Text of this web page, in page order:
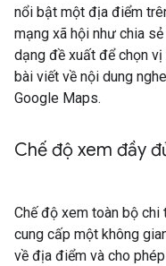
nổi bật một địa điểm
mạng xã hội như chia
dạng đề xuất để chọn
bài viết về nội dung
Google Maps.
Chế độ xem đầy
Chế độ xem toàn bộ
cung cấp một không
về địa điểm và cho